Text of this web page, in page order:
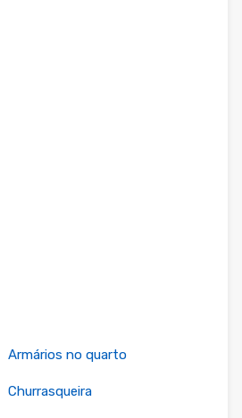
Armários no quarto
Churrasqueira